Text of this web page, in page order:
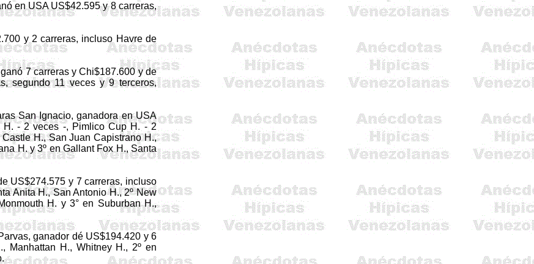
en USA US$42.595 y 8 carreras,
y 2 carreras, incluso Havre de
7 carreras y Chi$187.600 y de
segundo 11 veces y 9 terceros,
San Ignacio, ganadora en USA
H. - 2 veces -, Pimlico CupH. - 2
CastleH., San Juan Capistrano H.,
H. y 3º enGallantFox H., Santa
US$274.575 y 7 ca­rreras, incluso
Anita H., San Antonio H., 2ºNew
H. y 3° en SuburbanH.,
ganador dé US$194.420 y 6
Manhattan H., Whitney H., 2º en
.